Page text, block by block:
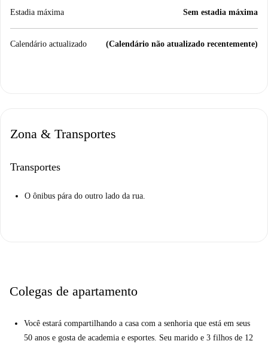
Estadia máxima Sem estadia máxima
Calendário actualizado (Calendário não atualizado recentemente)
Zona & Transportes
Transportes
O ônibus pára do outro lado da rua.
Colegas de apartamento
Você estará compartilhando a casa com a senhoria que está em seus
50 anos e gosta de academia e esportes. Seu marido e 3 filhos de 12